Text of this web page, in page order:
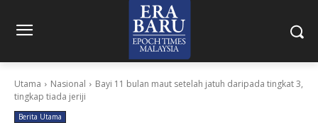
Utama Nasional
Bayi 11 bulan maut setelah jatuh daripada tingkat 3,
tingkap tiada jeriji
Berita Utama